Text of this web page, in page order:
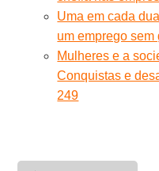
Uma em cada
um emprego
Mulheres e a
Conquistas e
249